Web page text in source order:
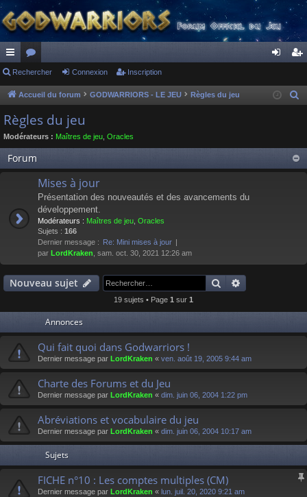
ac
co
ur
ci
s
or
u
m
s
ne cri
Rechercher Connexion Inscription
Accueil du forum GODWARRIORS - LE JEU Règles du jeu
r
Règles du jeu
Modérateurs : Maîtres de jeu Oracles
Forum
Mises à jour
Présentation des nouveautés et des avancements du
développement.
Modérateurs : Maîtres de jeu Oracles
Sujets : 166
Dernier message : Re: Mini mises à jour
par LordKraken , sam. oct. 30, 2021 12:26 am
Nouveau sujet Rechercher
19 sujets • Page 1 sur 1
Annonces
Qui fait quoi dans Godwarriors !
Dernier message par LordKraken « ven. août 19, 2005 9:44 am
Charte des Forums et du Jeu
Dernier message par LordKraken « dim. juin 06, 2004 1:22 pm
Abréviations et vocabulaire du jeu
Dernier message par LordKraken « dim. juin 06, 2004 10:17 am
Sujets
FICHE n°10 : Les comptes multiples (CM)
Dernier message par LordKraken « lun. juil. 20, 2020 9:21 am